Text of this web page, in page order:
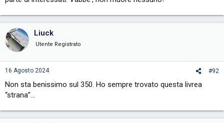
Liuck
Utente Registrato
16 Agosto 2024 #92
Non sta benissimo sul 350. Ho sempre trovato questa livrea
“strana”…